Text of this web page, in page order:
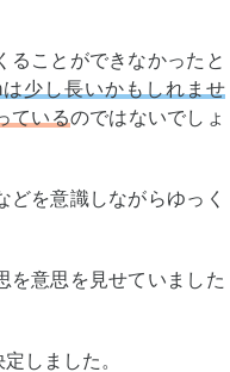
ことができなかったと
少し長いかもしれませ
ているのではないでしょ
を意識しながらゆっく
を意思を見せていました
しました。